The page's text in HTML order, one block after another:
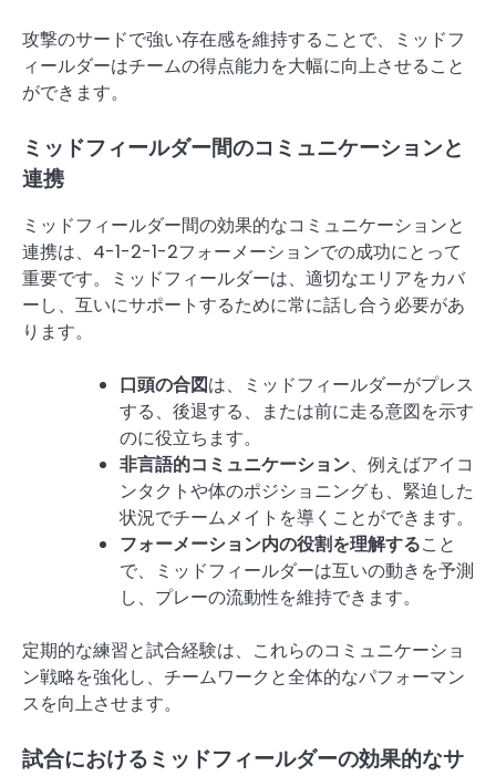
攻撃のサードで強い存在感を維持することで、ミッドフ
ィールダーはチームの得点能力を大幅に向上させること
ができます。
ミッドフィールダー間のコミュニケーションと
連携
ミッドフィールダー間の効果的なコミュニケーションと
連携は、4-1-2-1-2フォーメーションでの成功にとって
重要です。ミッドフィールダーは、適切なエリアをカバ
ーし、互いにサポートするために常に話し合う必要があ
ります。
口頭の合図は、ミッドフィールダーがプレス
する、後退する、または前に走る意図を示す
のに役立ちます。
非言語的コミュニケーション、例えばアイコ
ンタクトや体のポジショニングも、緊迫した
状況でチームメイトを導くことができます。
フォーメーション内の役割を理解すること
で、ミッドフィールダーは互いの動きを予測
し、プレーの流動性を維持できます。
定期的な練習と試合経験は、これらのコミュニケーショ
ン戦略を強化し、チームワークと全体的なパフォーマン
スを向上させます。
試合におけるミッドフィールダーの効果的なサ